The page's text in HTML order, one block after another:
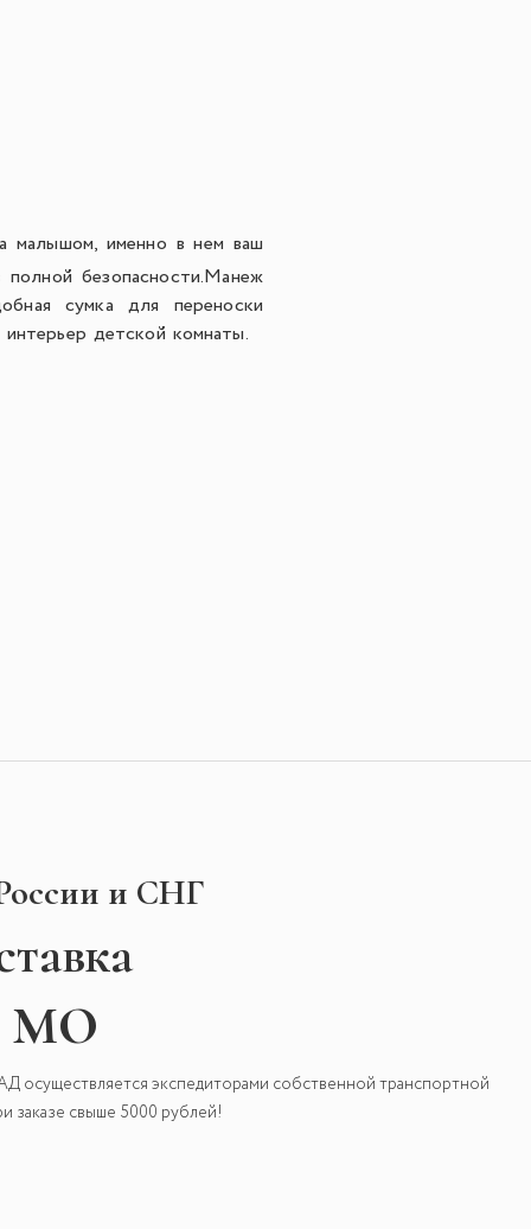
малышом, именно в нем ваш
безопасности. Манеж
сумка для переноски
интерьер детской комнаты.
и СНГ
МО
осуществляется экспедиторами собственной транспортной
заказе свыше 5000 рублей!